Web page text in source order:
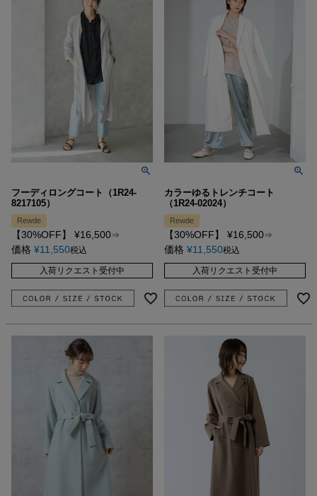
フーディロングコート（1R24-
8217105）
Rewde
【30%OFF】 ¥16,500⇒
価格 ¥11,550税込
入荷リクエスト受付中
カラーゆるトレンチコート
（1R24-02024）
Rewde
【30%OFF】 ¥16,500⇒
価格 ¥11,550税込
入荷リクエスト受付中